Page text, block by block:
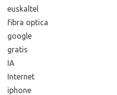
euskaltel
fibra optica
google
gratis
IA
Internet
iphone